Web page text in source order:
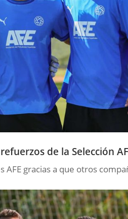
de la Selección
AFE gracias a que otros